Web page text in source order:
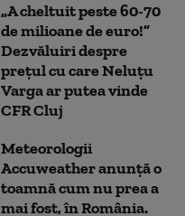
„A cheltuit peste 60-70
de milioane de euro!”
Dezvăluiri despre
prețul cu care Neluțu
Varga ar putea vinde
CFR Cluj
Meteorologii
Accuweather anunță o
toamnă cum nu prea a
mai fost, în România.